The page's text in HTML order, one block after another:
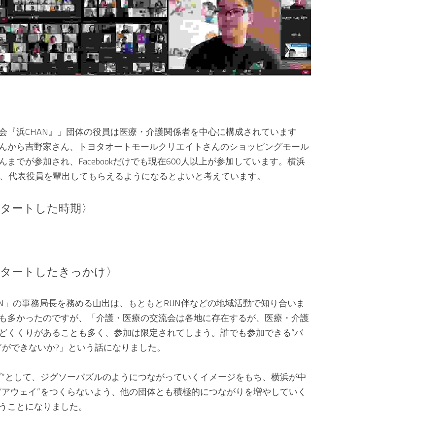
『浜CHAN』」団体の役員は医療・介護関係者を中心に構成されています
から吉野家さん、トヨタオートモールクリエイトさんのショッピングモール
までが参加され、Facebookだけでも現在600人以上が参加しています。横浜
代表役員を輩出してもらえるようになるとよいと考えています。
ートした時期〉
ートしたきっかけ〉
」の事務局長を務める山出は、もともとRUN伴などの地域活動で知り合いま
多かったのですが、「介護・医療の交流会は各地に存在するが、医療・介護
くくりがあることも多く、参加は限定されてしまう。誰でも参加できる“バ
できないか?」という話になりました。
として、ジグソーパズルのようにつながっていくイメージをもち、横浜が中
ウェイ”をつくらないよう、他の団体とも積極的につながりを増やしていく
ことになりました。